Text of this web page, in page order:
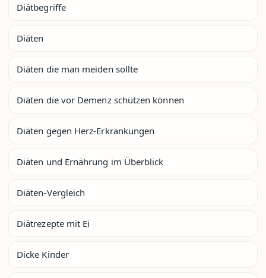
Diätbegriffe
Diäten
Diäten die man meiden sollte
Diäten die vor Demenz schützen können
Diäten gegen Herz-Erkrankungen
Diäten und Ernährung im Überblick
Diäten-Vergleich
Diätrezepte mit Ei
Dicke Kinder